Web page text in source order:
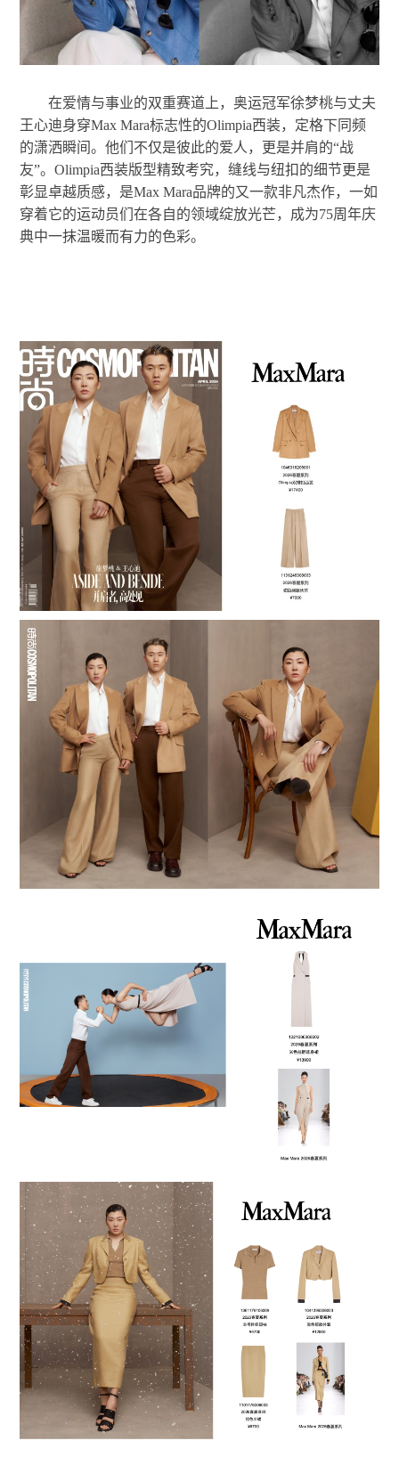
在爱情与事业的双重赛道上，奥运冠军徐梦桃与丈夫
王心迪身穿Max Mara标志性的Olimpia西装，定格下同频
的潇洒瞬间。他们不仅是彼此的爱人，更是并肩的“战
友”。Olimpia西装版型精致考究，缝线与纽扣的细节更是
彰显卓越质感，是Max Mara品牌的又一款非凡杰作，一如
穿着它的运动员们在各自的领域绽放光芒，成为75周年庆
典中一抹温暖而有力的色彩。